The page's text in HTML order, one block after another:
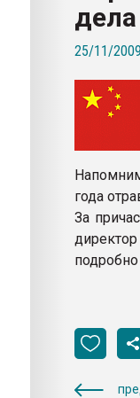
Всё, что касается
бутылок
ПЕРЕЙТИ
25/11/2009
года
За